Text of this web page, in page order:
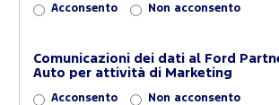
Acconsento Non acconsento
Comunicazioni dei dati al Ford
Auto per attività di Marketing
Acconsento Non acconsento